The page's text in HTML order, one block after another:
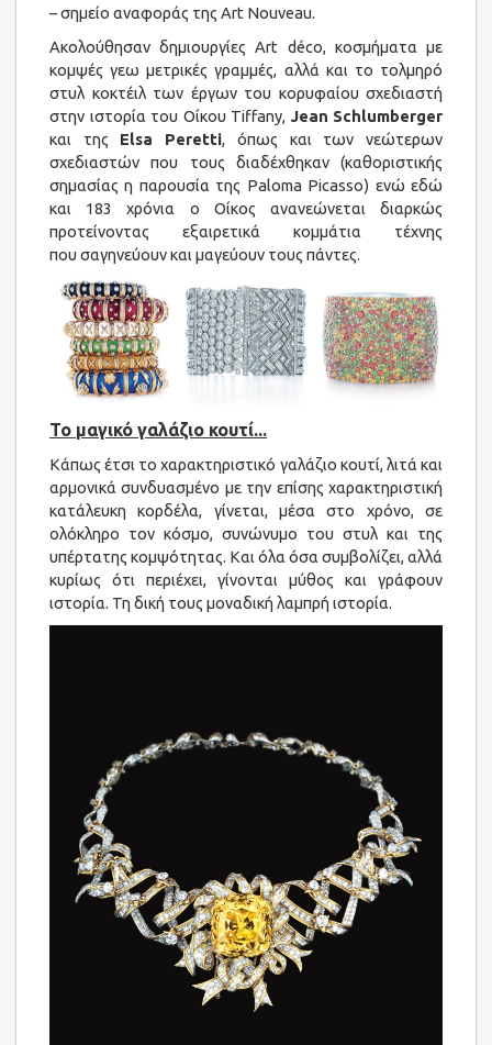
– σημείο αναφοράς της Art Nouveau.
Ακολούθησαν δημιουργίες Art déco, κοσμήματα με
κομψές γεω μετρικές γραμμές, αλλά και το τολμηρό
στυλ κοκτέιλ των έργων του κορυφαίου σχεδιαστή
στην ιστορία του Οίκου Tiffany, Jean Schlumberger
και της Elsa Peretti, όπως και των νεώτερων
σχεδιαστών που τους διαδέχθηκαν (καθοριστικής
σημασίας η παρουσία της Paloma Picasso) ενώ εδώ
και 183 χρόνια ο Οίκος ανανεώνεται διαρκώς
προτείνοντας εξαιρετικά κομμάτια τέχνης
που σαγηνεύουν και μαγεύουν τους πάντες.
Το μαγικό γαλάζιο κουτί...
Κάπως έτσι το χαρακτηριστικό γαλάζιο κουτί, λιτά και
αρμονικά συνδυασμένο με την επίσης χαρακτηριστική
κατάλευκη κορδέλα, γίνεται, μέσα στο χρόνο, σε
ολόκληρο τον κόσμο, συνώνυμο του στυλ και της
υπέρτατης κομψότητας. Και όλα όσα συμβολίζει, αλλά
κυρίως ότι περιέχει, γίνονται μύθος και γράφουν
ιστορία. Τη δική τους μοναδική λαμπρή ιστορία.